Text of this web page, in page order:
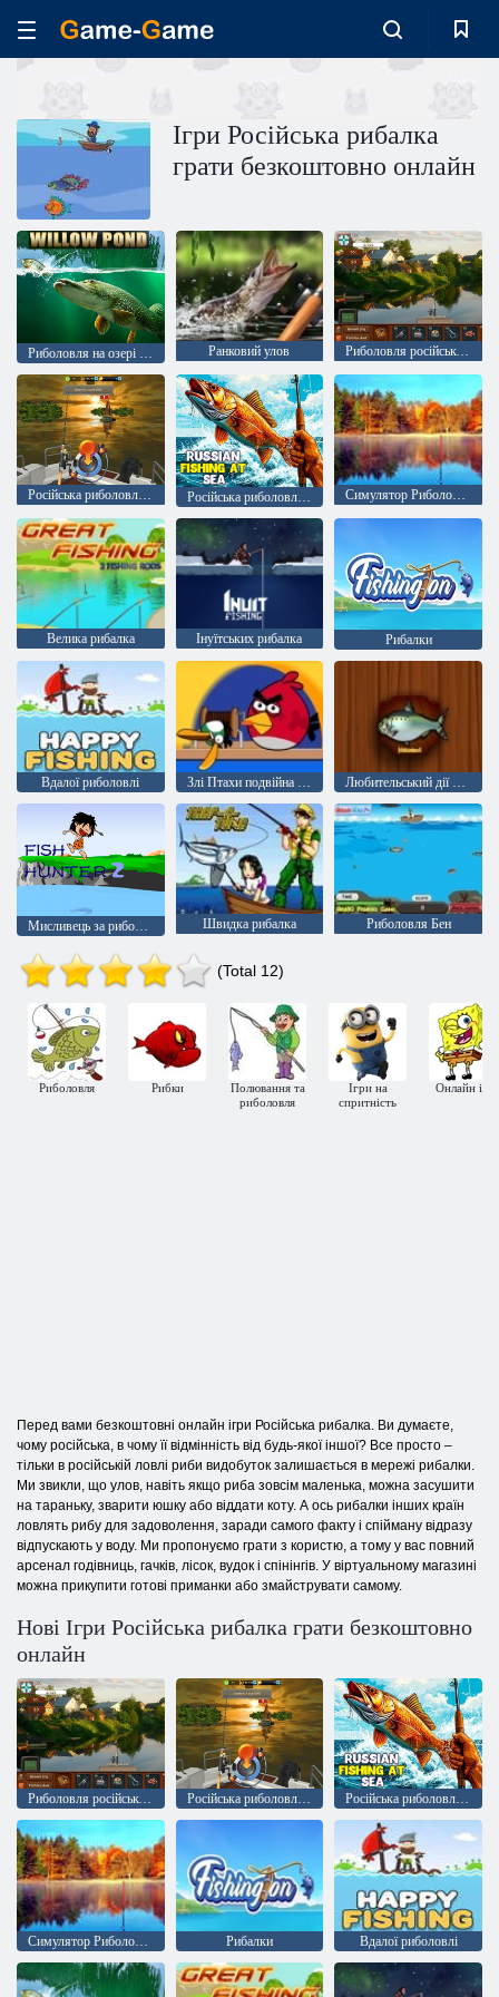
Ігри Російська рибалка
грати безкоштовно онлайн
Риболовля на озері Віллоу Ранковий улов Риболовля російською мовою
Російська риболовля в морі Російська риболовля в морі Симулятор Риболовля Онлайн
Велика рибалка Інуїтських рибалка Рибалки
Вдалої риболовлі Злі Птахи подвійна рибалка Любительський дії Супер рибалка
Швидка рибалка Риболовля Бен
(Total 12)
Риболовля Рибки
Полювання та
риболовля
Ігри на
спритність
Онлайн
Перед вами безкоштовні онлайн ігри Російська рибалка. Ви думаєте,
чому російська, в чому її відмінність від будь-якої іншої? Все просто –
тільки в російській ловлі риби видобуток залишається в мережі рибалки.
Ми звикли, що улов, навіть якщо риба зовсім маленька, можна засушити
на тараньку, зварити юшку або віддати коту. А ось рибалки інших країн
ловлять рибу для задоволення, заради самого факту і спійману відразу
відпускають у воду. Ми пропонуємо грати з користю, а тому у вас повний
арсенал годівниць, гачків, лісок, вудок і спінінгів. У віртуальному магазині
можна прикупити готові приманки або змайструвати самому.
Нові Ігри Російська рибалка грати безкоштовно
онлайн
Риболовля російською мовою Російська риболовля в морі Російська риболовля в морі
Рибалки Вдалої риболовлі